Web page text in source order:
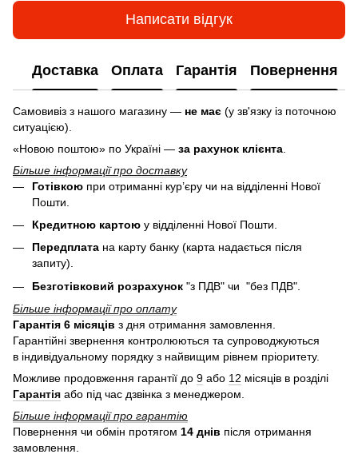
Написати відгук
Доставка Оплата Гарантія Повернення
Самовивіз з нашого магазину — не має (у зв'язку із поточною
ситуацією).
«Новою поштою» по Україні — за рахунок клієнта
Більше інформації про доставку
Готівкою при отриманні кур’єру чи на відділенні Нової
Пошти.
Кредитною картою у відділенні Нової Пошти.
Передплата на карту банку (карта надається після
запиту).
Безготівковий розрахунок "з ПДВ" чи "без ПДВ".
Більше інформації про оплату
Гарантія 6 місяців з дня отримання замовлення.
Гарантійні звернення контролюються та супроводжуються
в індивідуальному порядку з найвищим рівнем пріоритету.
Можливе продовження гарантії до 9 або 12 місяців в розділі
Гарантія або під час дзвінка з менеджером.
Більше інформації про гарантію
Повернення чи обмін протягом 14 днів після отримання
замовлення.